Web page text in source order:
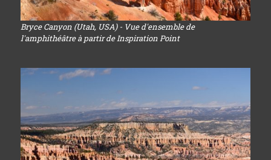
Bryce Canyon (Utah, USA) - Vue d'ensemble de
l'amphithéâtre à partir de Inspiration Point